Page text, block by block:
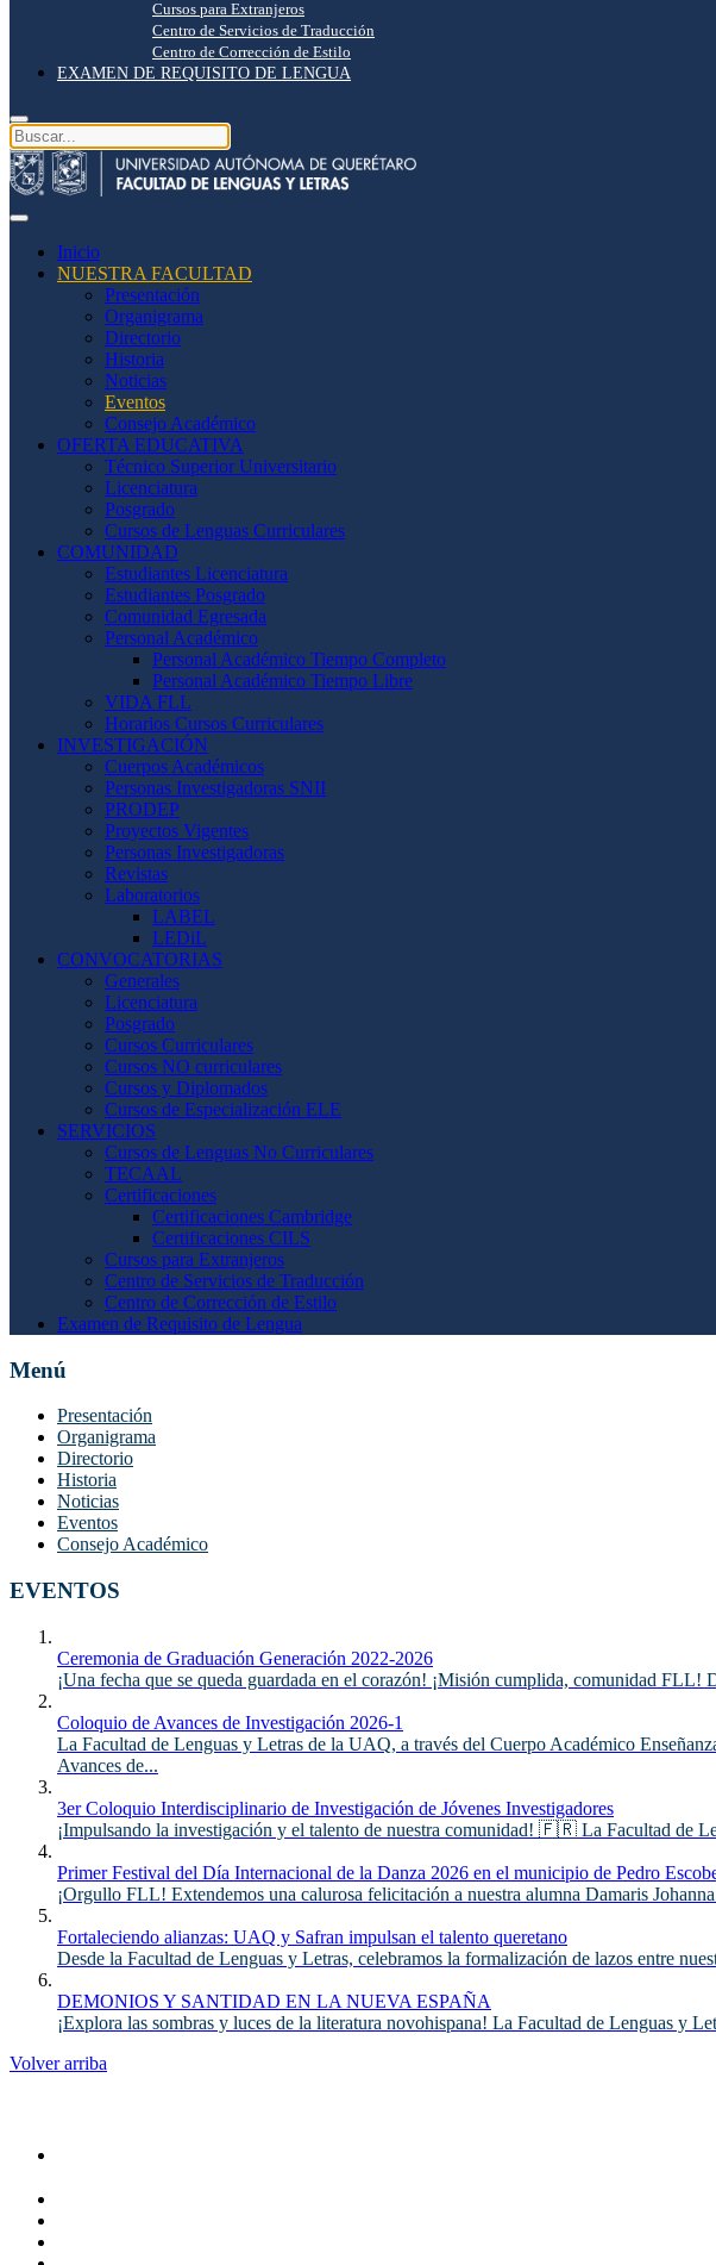
Cursos para Extranjeros
Centro de Servicios de Traducción
Centro de Corrección de Estilo
EXAMEN DE REQUISITO DE LENGUA
Inicio
NUESTRA FACULTAD
Presentación
Organigrama
Directorio
Historia
Noticias
Eventos
Consejo Académico
OFERTA EDUCATIVA
Técnico Superior Universitario
Licenciatura
Posgrado
Cursos de Lenguas Curriculares
COMUNIDAD
Estudiantes Licenciatura
Estudiantes Posgrado
Comunidad Egresada
Personal Académico
Personal Académico Tiempo Completo
Personal Académico Tiempo Libre
VIDA FLL
Horarios Cursos Curriculares
INVESTIGACIÓN
Cuerpos Académicos
Personas Investigadoras SNII
PRODEP
Proyectos Vigentes
Personas Investigadoras
Revistas
Laboratorios
LABEL
LEDiL
CONVOCATORIAS
Generales
Licenciatura
Posgrado
Cursos Curriculares
Cursos NO curriculares
Cursos y Diplomados
Cursos de Especialización ELE
SERVICIOS
Cursos de Lenguas No Curriculares
TECAAL
Certificaciones
Certificaciones Cambridge
Certificaciones CILS
Cursos para Extranjeros
Centro de Servicios de Traducción
Centro de Corrección de Estilo
Examen de Requisito de Lengua
Menú
Presentación
Organigrama
Directorio
Historia
Noticias
Eventos
Consejo Académico
EVENTOS
Ceremonia de Graduación Generación 2022-2026
¡Una fecha que se queda guardada en el corazón! ¡Misión cumplida, comunidad FLL!
Coloquio de Avances de Investigación 2026-1
La Facultad de Lenguas y Letras de la UAQ, a través del Cuerpo Académico
Avances de...
3er Coloquio Interdisciplinario de Investigación de Jóvenes Investigadores
¡Impulsando la investigación y el talento de nuestra comunidad! 🇫🇷 La Facultad de
Primer Festival del Día Internacional de la Danza 2026 en el municipio de Pedro
¡Orgullo FLL! Extendemos una calurosa felicitación a nuestra alumna Damaris
Fortaleciendo alianzas: UAQ y Safran impulsan el talento queretano
Desde la Facultad de Lenguas y Letras, celebramos la formalización de lazos entre
DEMONIOS Y SANTIDAD EN LA NUEVA ESPAÑA
¡Explora las sombras y luces de la literatura novohispana! La Facultad de Lenguas y
Volver arriba